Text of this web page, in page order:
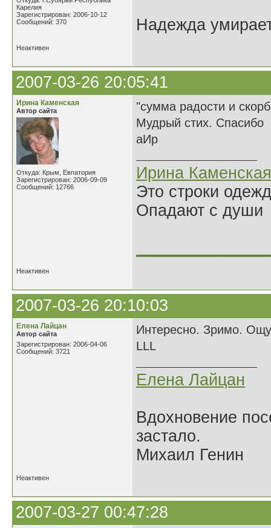
Карелия
Зарегистрирован: 2006-10-12
Сообщений: 370
Надежда
Неактивен
2007-03-26 20:05:41
Ирина Каменская
Автор сайта
Откуда: Крым, Евпатория
Зарегистрирован: 2006-09-09
Сообщений: 12766
"сумма радости и
Мудрый стих. Спасибо
аИр
Ирина Каменская
Это строки
Опадают с души
Неактивен
2007-03-26 20:10:03
Елена Лайцан
Автор сайта
Зарегистрирован: 2006-04-06
Сообщений: 3721
Интересно. Зримо.
LLL
Елена Лайцан
Вдохновение
застало.
Михаил Генин
Неактивен
2007-03-27 00:47:28